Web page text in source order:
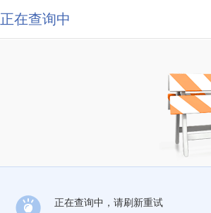
正在查询中
正在查询中，请刷新重试